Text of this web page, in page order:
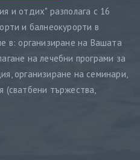
и отдих" разполага с 16
и балнеокурорти в
в: организиране на Вашата
на лечебни програми за
организиране на семинари,
(сватбени тържества,